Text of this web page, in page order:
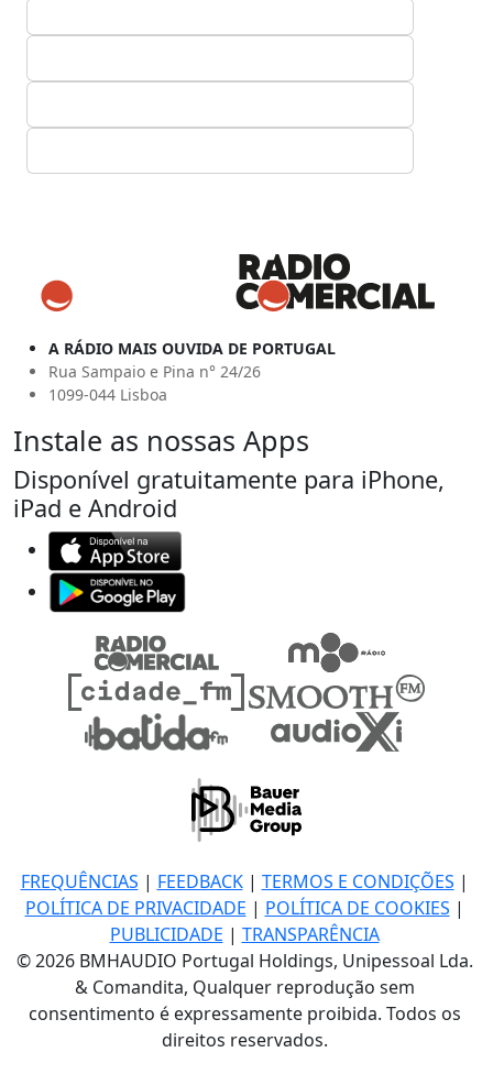
A RÁDIO MAIS OUVIDA DE PORTUGAL
Rua Sampaio e Pina n° 24/26
1099-044 Lisboa
Instale as nossas Apps
Disponível gratuitamente para iPhone,
iPad e Android
FREQUÊNCIAS | FEEDBACK| TERMOS E CONDIÇÕES |
POLÍTICA DE PRIVACIDADE | POLÍTICA DE COOKIES |
PUBLICIDADE | TRANSPARÊNCIA
© 2026 BMHAUDIO Portugal Holdings, Unipessoal Lda.
& Comandita, Qualquer reprodução sem
consentimento é expressamente proibida. Todos os
direitos reservados.